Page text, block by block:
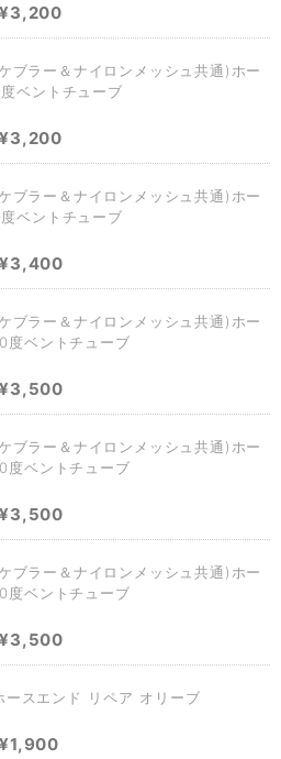
¥3,200
ブラー＆ナイロンメッシュ共通)ホー
ベントチューブ
¥3,200
ブラー＆ナイロンメッシュ共通)ホー
ベントチューブ
¥3,400
ブラー＆ナイロンメッシュ共通)ホー
度ベントチューブ
¥3,500
ブラー＆ナイロンメッシュ共通)ホー
度ベントチューブ
¥3,500
ブラー＆ナイロンメッシュ共通)ホー
度ベントチューブ
¥3,500
ースエンド リペア オリーブ
¥1,900